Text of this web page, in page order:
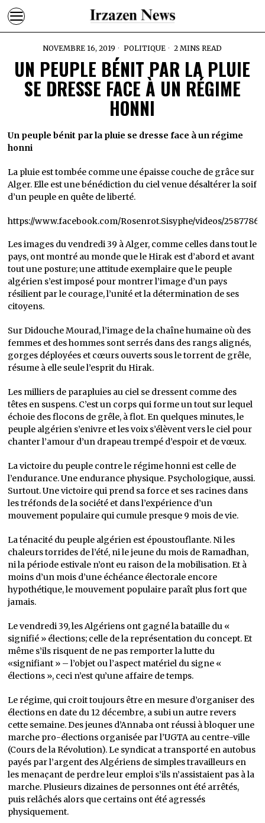
NOVEMBRE 16, 2019 POLITIQUE 2 MINS READ
UN PEUPLE BÉNIT PAR LA PLUIE
SE DRESSE FACE À UN RÉGIME
HONNI
Un peuple bénit par la pluie se dresse face à un régime
honni
La pluie est tombée comme une épaisse couche de grâce sur
Alger. Elle est une bénédiction du ciel venue désaltérer la soif
d’un peuple en quête de liberté.
https://www.facebook.com/Rosenrot.Sisyphe/videos/
Les images du vendredi 39 à Alger, comme celles dans tout le
pays, ont montré au monde que le Hirak est d’abord et avant
tout une posture; une attitude exemplaire que le peuple
algérien s’est imposé pour montrer l’image d’un pays
résilient par le courage, l’unité et la détermination de ses
citoyens.
Sur Didouche Mourad, l’image de la chaîne humaine où des
femmes et des hommes sont serrés dans des rangs alignés,
gorges déployées et cœurs ouverts sous le torrent de grêle,
résume à elle seule l’esprit du Hirak.
Les milliers de parapluies au ciel se dressent comme des
têtes en suspens. C’est un corps qui forme un tout sur lequel
échoie des flocons de grêle, à flot. En quelques minutes, le
peuple algérien s’enivre et les voix s’élèvent vers le ciel pour
chanter l’amour d’un drapeau trempé d’espoir et de vœux.
La victoire du peuple contre le régime honni est celle de
l’endurance. Une endurance physique. Psychologique, aussi.
Surtout. Une victoire qui prend sa force et ses racines dans
les tréfonds de la société et dans l’expérience d’un
mouvement populaire qui cumule presque 9 mois de vie.
La ténacité du peuple algérien est époustouflante. Ni les
chaleurs torrides de l’été, ni le jeune du mois de Ramadhan,
ni la période estivale n’ont eu raison de la mobilisation. Et à
moins d’un mois d’une échéance électorale encore
hypothétique, le mouvement populaire paraît plus fort que
jamais.
Le vendredi 39, les Algériens ont gagné la bataille du «
signifié » élections; celle de la représentation du concept. Et
même s’ils risquent de ne pas remporter la lutte du
«signifiant » – l’objet ou l’aspect matériel du signe «
élections », ceci n’est qu’une affaire de temps.
Le régime, qui croit toujours être en mesure d’organiser des
élections en date du 12 décembre, a subi un autre revers
cette semaine. Des jeunes d’Annaba ont réussi à bloquer une
marche pro-élections organisée par l’UGTA au centre-ville
(Cours de la Révolution). Le syndicat a transporté en autobus
payés par l’argent des Algériens de simples travailleurs en
les menaçant de perdre leur emploi s’ils n’assistaient pas à la
marche. Plusieurs dizaines de personnes ont été arrêtés,
puis relâchés alors que certains ont été agressés
physiquement.